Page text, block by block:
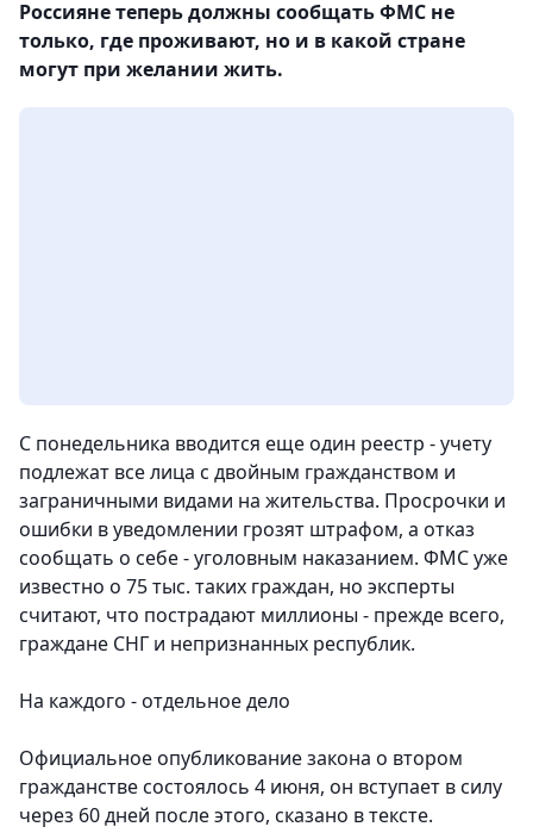
Россияне теперь должны сообщать ФМС не
только, где проживают, но и в какой стране
могут при желании жить.
С понедельника вводится еще один реестр - учету
подлежат все лица с двойным гражданством и
заграничными видами на жительства. Просрочки и
ошибки в уведомлении грозят штрафом, а отказ
сообщать о себе - уголовным наказанием. ФМС уже
известно о 75 тыс. таких граждан, но эксперты
считают, что пострадают миллионы - прежде всего,
граждане СНГ и непризнанных республик.
На каждого - отдельное дело
Официальное опубликование закона о втором
гражданстве состоялось 4 июня, он вступает в силу
через 60 дней после этого, сказано в тексте.